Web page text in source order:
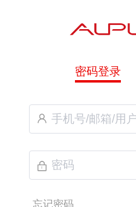
密码登录
忘记密码